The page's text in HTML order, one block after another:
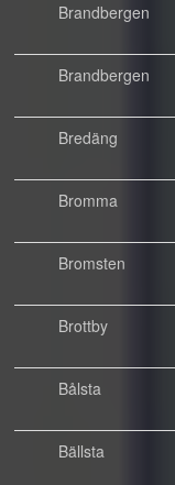
Brandbergen
Brandbergen
Bredäng
Bromma
Bromsten
Brottby
Bålsta
Bällsta